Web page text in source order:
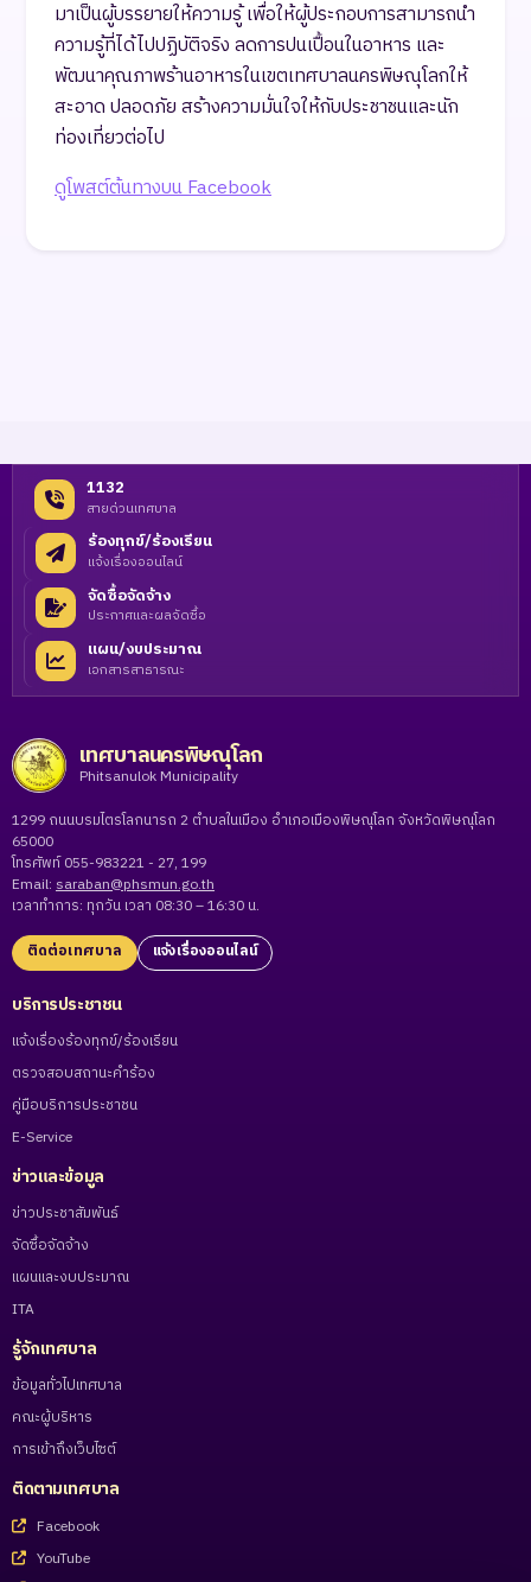
มาเป็นผู้บรรยายให้ความรู้ เพื่อให้ผู้ประกอบการสามารถนำ
ความรู้ที่ได้ไปปฏิบัติจริง ลดการปนเปื้อนในอาหาร และ
พัฒนาคุณภาพร้านอาหารในเขตเทศบาลนครพิษณุโลกให้
สะอาด ปลอดภัย สร้างความมั่นใจให้กับประชาชนและนัก
ท่องเที่ยวต่อไป
ดูโพสต์ต้นทางบน Facebook
1132
สายด่วนเทศบาล
ร้องทุกข์/ร้องเรียน
แจ้งเรื่องออนไลน์
จัดซื้อจัดจ้าง
ประกาศและผลจัดซื้อ
แผน/งบประมาณ
เอกสารสาธารณะ
เทศบาลนครพิษณุโลก
Phitsanulok Municipality
1299 ถนนบรมไตรโลกนารถ 2 ตำบลในเมือง อำเภอเมืองพิษณุโลก จังหวัดพิษณุโลก
65000
โทรศัพท์ 055-983221 - 27, 199
Email: saraban@phsmun.go.th
เวลาทำการ: ทุกวัน เวลา 08:30 – 16:30 น.
ติดต่อเทศบาล แจ้งเรื่องออนไลน์
บริการประชาชน
แจ้งเรื่องร้องทุกข์/ร้องเรียน
ตรวจสอบสถานะคำร้อง
คู่มือบริการประชาชน
E-Service
ข่าวและข้อมูล
ข่าวประชาสัมพันธ์
จัดซื้อจัดจ้าง
แผนและงบประมาณ
ITA
รู้จักเทศบาล
ข้อมูลทั่วไปเทศบาล
คณะผู้บริหาร
การเข้าถึงเว็บไซต์
ติดตามเทศบาล
Facebook
YouTube